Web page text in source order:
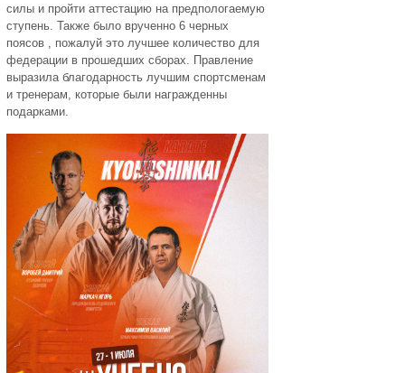
силы и пройти аттестацию на предпологаемую
ступень. Также было врученно 6 черных
поясов , пожалуй это лучшее количество для
федерации в прошедших сборах. Правление
выразила благодарность лучшим спортсменам
и тренерам, которые были награжденны
подарками.